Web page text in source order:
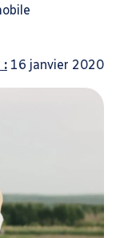
: 16 janvier 2020